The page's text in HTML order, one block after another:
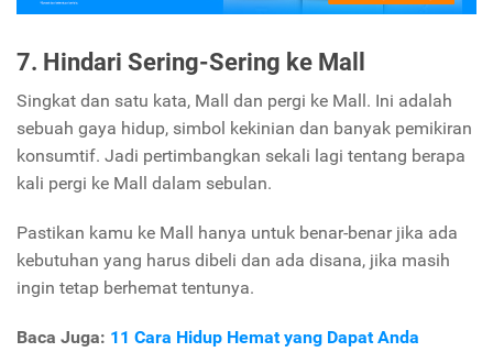
7. Hindari Sering-Sering ke Mall
Singkat dan satu kata, Mall dan pergi ke Mall. Ini adalah
sebuah gaya hidup, simbol kekinian dan banyak pemikiran
konsumtif. Jadi pertimbangkan sekali lagi tentang berapa
kali pergi ke Mall dalam sebulan.
Pastikan kamu ke Mall hanya untuk benar-benar jika ada
kebutuhan yang harus dibeli dan ada disana, jika masih
ingin tetap berhemat tentunya.
Baca Juga: 11 Cara Hidup Hemat yang Dapat Anda